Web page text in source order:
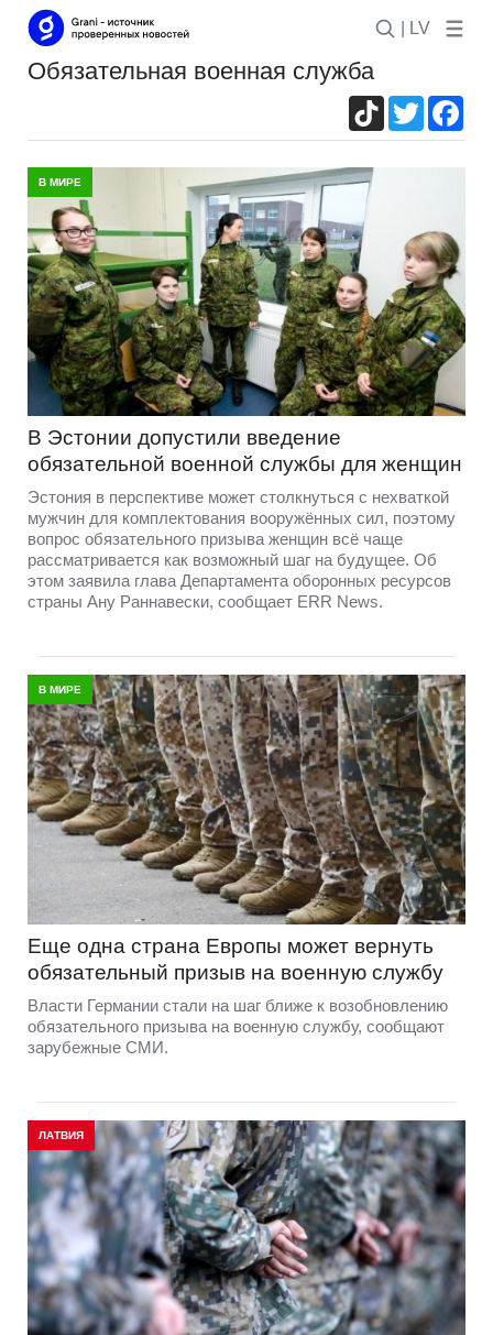
| LV
обязательная военная служба
TikTokTwitter
В МИРЕ
В Эстонии допустили введение
обязательной военной службы для женщин
Эстония в перспективе может столкнуться с нехваткой
мужчин для комплектования вооружённых сил, поэтому
вопрос обязательного призыва женщин всё чаще
рассматривается как возможный шаг на будущее. Об
этом заявила глава Департамента оборонных ресурсов
страны Ану Раннавески, сообщает ERR News.
В МИРЕ
Еще одна страна Европы может вернуть
обязательный призыв на военную службу
Власти Германии стали на шаг ближе к возобновлению
обязательного призыва на военную службу, сообщают
зарубежные СМИ.
ЛАТВИЯ